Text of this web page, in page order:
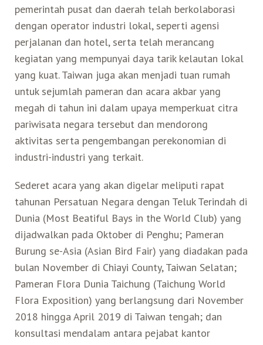
pemerintah pusat dan daerah telah berkolaborasi
dengan operator industri lokal, seperti agensi
perjalanan dan hotel, serta telah merancang
kegiatan yang mempunyai daya tarik kelautan lokal
yang kuat. Taiwan juga akan menjadi tuan rumah
untuk sejumlah pameran dan acara akbar yang
megah di tahun ini dalam upaya memperkuat citra
pariwisata negara tersebut dan mendorong
aktivitas serta pengembangan perekonomian di
industri-industri yang terkait.
Sederet acara yang akan digelar meliputi rapat
tahunan Persatuan Negara dengan Teluk Terindah di
Dunia (Most Beatiful Bays in the World Club) yang
dijadwalkan pada Oktober di Penghu; Pameran
Burung se-Asia (Asian Bird Fair) yang diadakan pada
bulan November di Chiayi County, Taiwan Selatan;
Pameran Flora Dunia Taichung (Taichung World
Flora Exposition) yang berlangsung dari November
2018 hingga April 2019 di Taiwan tengah; dan
konsultasi mendalam antara pejabat kantor